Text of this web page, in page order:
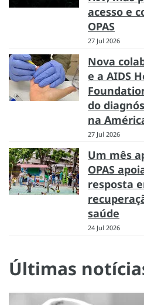
acesso e
OPAS
27 Jul 2026
Nova
e a AIDS
do
na
27 Jul 2026
Um mês
OPAS
resposta
saúde
24 Jul 2026
Últimas